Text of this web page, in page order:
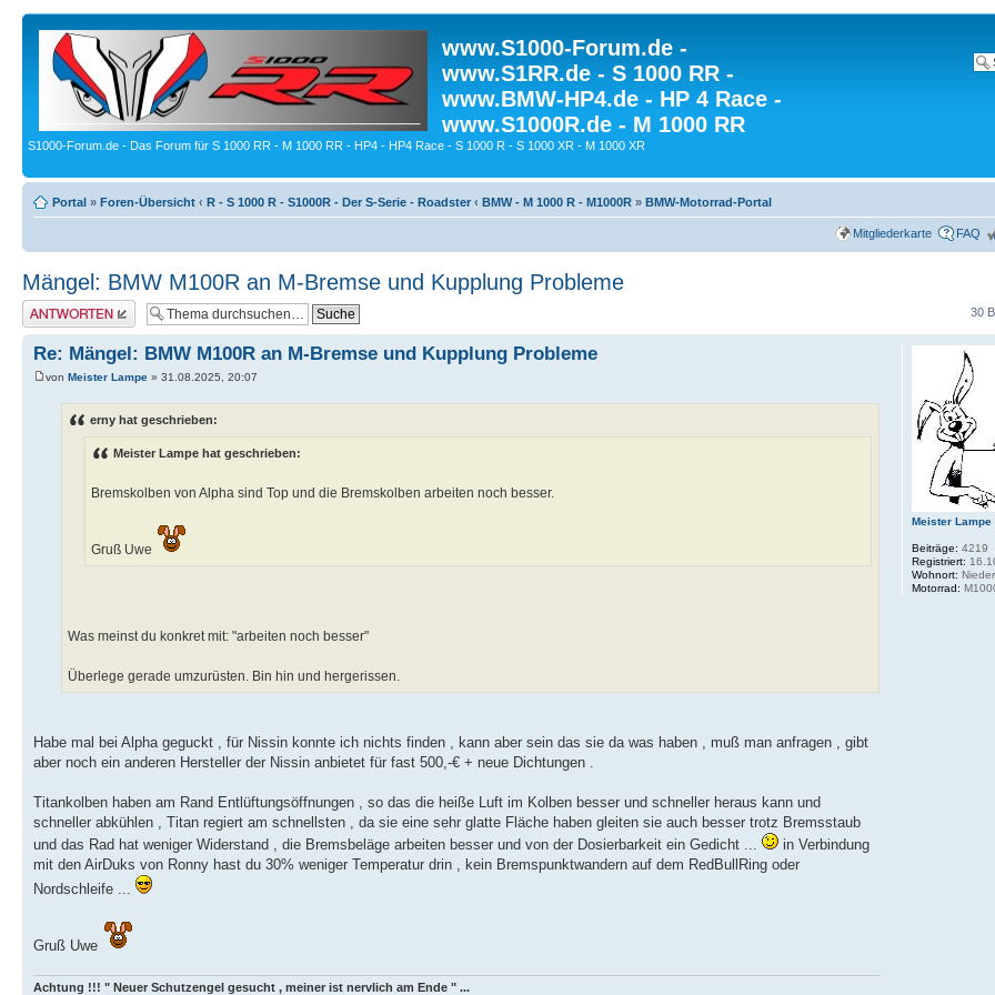
www.S1000-Forum.de -
www.S1RR.de - S 1000 RR -
www.BMW-HP4.de - HP 4 Race -
www.S1000R.de - M 1000 RR
S1000-Forum.de - Das Forum für S 1000 RR - M 1000 RR - HP4 - HP4 Race - S 1000 R - S 1000 XR - M 1000 XR
Portal » Foren-Übersicht ‹ R - S 1000 R - S1000R - Der S-Serie - Roadster ‹ BMW - M 1000 R - M1000R » BMW-Motorrad-Portal
Mitgliederkarte FAQ
Mängel: BMW M100R an M-Bremse und Kupplung Probleme
Antwort erstellen 30
Re: Mängel: BMW M100R an M-Bremse und Kupplung Probleme
von Meister Lampe » 31.08.2025, 20:07
erny hat geschrieben:
Meister Lampe hat geschrieben:
Bremskolben von Alpha sind Top und die Bremskolben arbeiten noch besser.
Gruß Uwe
Was meinst du konkret mit: "arbeiten noch besser"
Überlege gerade umzurüsten. Bin hin und hergerissen.
Habe mal bei Alpha geguckt , für Nissin konnte ich nichts finden , kann aber sein das sie da was haben , muß man anfragen , gibt
aber noch ein anderen Hersteller der Nissin anbietet für fast 500,-€ + neue Dichtungen .
Titankolben haben am Rand Entlüftungsöffnungen , so das die heiße Luft im Kolben besser und schneller heraus kann und
schneller abkühlen , Titan regiert am schnellsten , da sie eine sehr glatte Fläche haben gleiten sie auch besser trotz Bremsstaub
und das Rad hat weniger Widerstand , die Bremsbeläge arbeiten besser und von der Dosierbarkeit ein Gedicht ...
in Verbindung
mit den AirDuks von Ronny hast du 30% weniger Temperatur drin , kein Bremspunktwandern auf dem RedBullRing oder
Nordschleife ...
Gruß Uwe
Achtung !!! " Neuer Schutzengel gesucht , meiner ist nervlich am Ende " ...
Meister Lampe
Beiträge: 4219
Registriert:
Wohnort:
Motorrad: